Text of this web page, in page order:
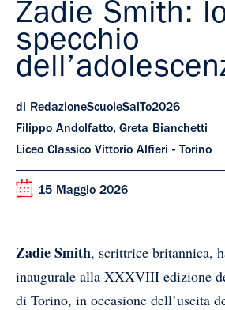
Zadie Smith:
specchio
di RedazioneScuoleSalTo2026
Filippo Andolfatto, Greta Bianchetti
Liceo Classico Vittorio Alfieri - Torino
15 Maggio 2026
Zadie Smith, scrittrice britannica,
inaugurale alla XXXVIII edizione
di Torino, in occasione dell’uscita